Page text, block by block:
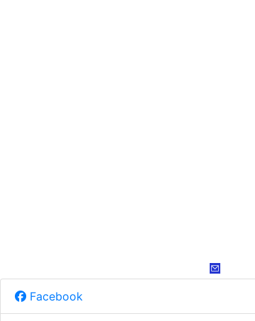
Facebook